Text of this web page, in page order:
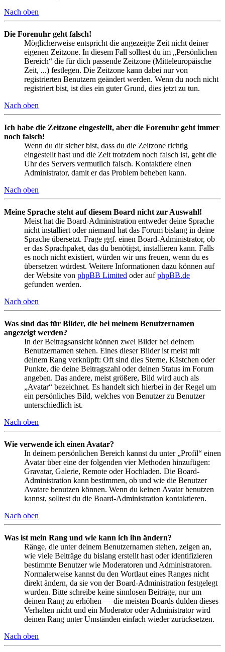
Nach oben
Die Forenuhr geht falsch!
Möglicherweise entspricht die angezeigte Zeit nicht deiner
eigenen Zeitzone. In diesem Fall solltest du im „Persönlichen
Bereich“ die für dich passende Zeitzone (Mitteleuropäische
Zeit, ...) festlegen. Die Zeitzone kann dabei nur von
registrierten Benutzern geändert werden. Wenn du noch nicht
registriert bist, ist dies ein guter Grund, dies jetzt zu tun.
Nach oben
Ich habe die Zeitzone eingestellt, aber die Forenuhr geht immer
noch falsch!
Wenn du dir sicher bist, dass du die Zeitzone richtig
eingestellt hast und die Zeit trotzdem noch falsch ist, geht die
Uhr des Servers vermutlich falsch. Kontaktiere einen
Administrator, damit er das Problem beheben kann.
Nach oben
Meine Sprache steht auf diesem Board nicht zur Auswahl!
Meist hat die Board-Administration entweder deine Sprache
nicht installiert oder niemand hat das Forum bislang in deine
Sprache übersetzt. Frage ggf. einen Board-Administrator, ob
er das Sprachpaket, das du benötigst, installieren kann. Falls
es noch nicht existiert, würden wir uns freuen, wenn du es
übersetzen würdest. Weitere Informationen dazu können auf
der Website von phpBB Limited oder aufphpBB.de
gefunden werden.
Nach oben
Was sind das für Bilder, die bei meinem Benutzernamen
angezeigt werden?
In der Beitragsansicht können zwei Bilder bei deinem
Benutzernamen stehen. Eines dieser Bilder ist meist mit
deinem Rang verknüpft: Oft sind dies Sterne, Kästchen oder
Punkte, die deine Beitragszahl oder deinen Status im Forum
angeben. Das andere, meist größere, Bild wird auch als
„Avatar“ bezeichnet. Es handelt sich hierbei in der Regel um
ein persönliches Bild, welches von Benutzer zu Benutzer
unterschiedlich ist.
Nach oben
Wie verwende ich einen Avatar?
In deinem persönlichen Bereich kannst du unter „Profil“ einen
Avatar über eine der folgenden vier Methoden hinzufügen:
Gravatar, Galerie, Remote oder Hochladen. Die Board-
Administration kann bestimmen, ob und wie die Benutzer
Avatare benutzen können. Wenn du keinen Avatar benutzen
kannst, solltest du die Board-Administration kontaktieren.
Nach oben
Was ist mein Rang und wie kann ich ihn ändern?
Ränge, die unter deinem Benutzernamen stehen, zeigen an,
wie viele Beiträge du bislang erstellt hast oder identifizieren
bestimmte Benutzer wie Moderatoren und Administratoren.
Normalerweise kannst du den Wortlaut eines Ranges nicht
direkt ändern, da sie von der Board-Administration festgelegt
wurden. Bitte schreibe keine sinnlosen Beiträge, nur um
deinen Rang zu erhöhen — die meisten Boards dulden dieses
Verhalten nicht und ein Moderator oder Administrator wird
deinen Rang unter Umständen einfach wieder zurücksetzen.
Nach oben